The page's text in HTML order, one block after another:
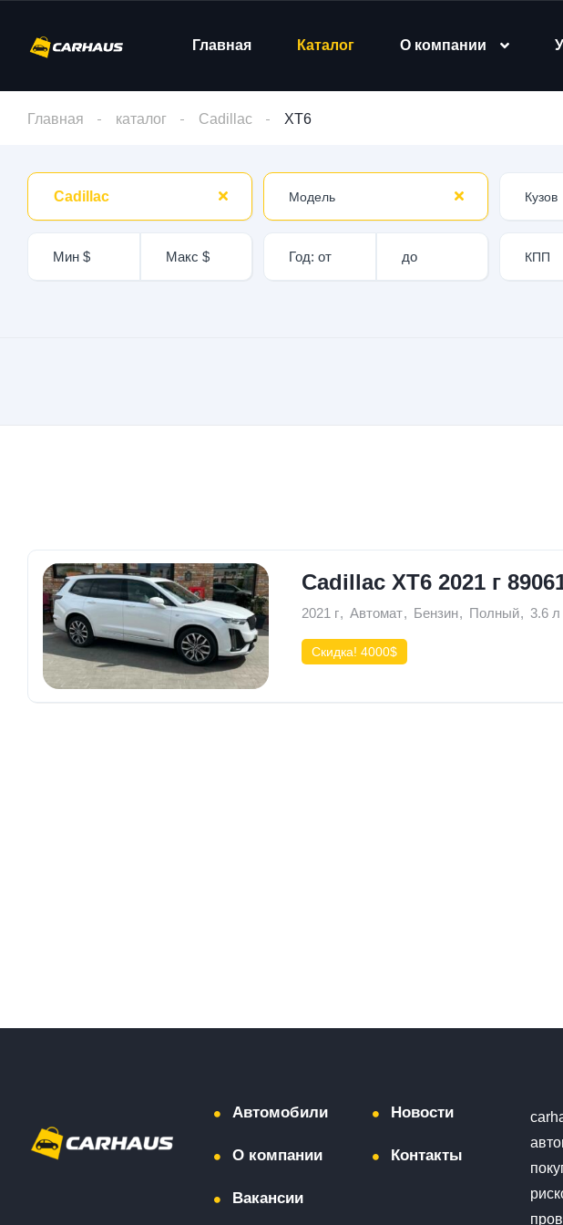
Главная Каталог О компании
Главная каталог Cadillac XT6
Cadillac
Cadillac XT6 2021 г
2021 г, Автомат, Бензин, Полный, 3.6 л
Скидка! 4000$
Автомобили Новости
О компании Контакты
Вакансии